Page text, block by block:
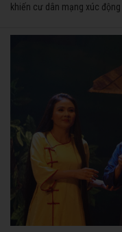
khiến cư dân mạng xúc động